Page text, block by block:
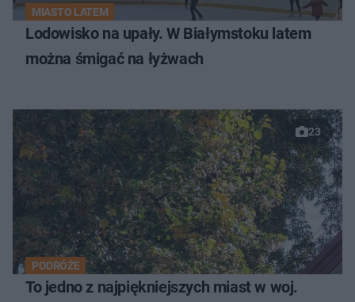
MIASTO LATEM
Lodowisko na upały. W Białymstoku latem
można śmigać na łyżwach
23
PODRÓŻE
To jedno z najpiękniejszych miast w woj.